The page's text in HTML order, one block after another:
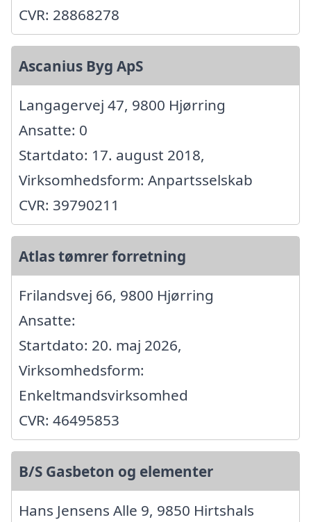
CVR: 28868278
Ascanius Byg ApS
Langagervej 47, 9800 Hjørring
Ansatte: 0
Startdato: 17. august 2018,
Virksomhedsform: Anpartsselskab
CVR: 39790211
Atlas tømrer forretning
Frilandsvej 66, 9800 Hjørring
Ansatte:
Startdato: 20. maj 2026,
Virksomhedsform:
Enkeltmandsvirksomhed
CVR: 46495853
B/S Gasbeton og elementer
Hans Jensens Alle 9, 9850 Hirtshals